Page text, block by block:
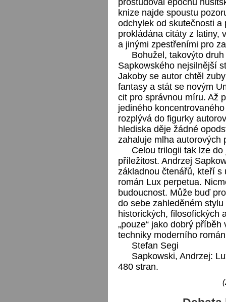
knize najde spoustu
odchylek od skutečnosti
prokládána citáty z latiny,
a jinými zpestřeními pro
Bohužel, takovýto
Sapkowského nejsilnější
Jakoby se autor chtěl
fantasy a stát se novým
cit pro správnou míru. Až
jediného
rozplývá do figurky
hlediska děje žádné
zahaluje mlha autorových
Celou trilogii tak lze
příležitost. Andrzej
základnou čtenářů, kteří s
román Lux perpetua.
budoucnost. Může buď
do sebe zahleděném
historických, filosofických
„pouze“ jako dobrý
techniky moderního
Stefan Segi
Sapkowski, Andrzej:
480 stran.